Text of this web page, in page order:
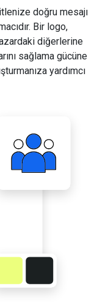
doğru mesajı
Bir logo,
diğerlerine
sağlama gücüne
yardımcı